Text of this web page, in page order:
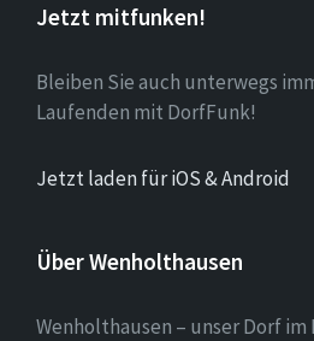
Jetzt mitfunken!
Bleiben Sie auch unterwegs
Laufenden mit DorfFunk!
Jetzt laden für iOS & Android
Über Wenholthausen
Wenholthausen – unser Dorf im